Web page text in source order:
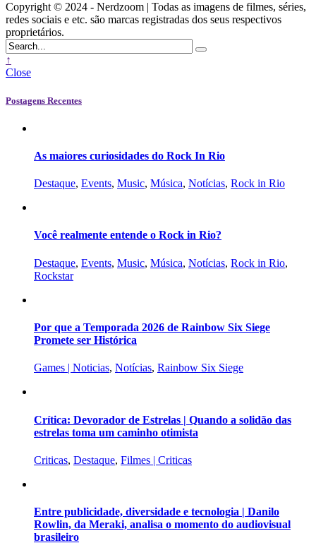
Copyright © 2024 - Nerdzoom | Todas as imagens de filmes, séries,
redes sociais e etc. são marcas registradas dos seus respectivos
proprietários.
↑
Close
Postagens Recentes
As maiores curiosidades do Rock In Rio
Destaque, Events, Music, Música, Notícias, Rock in Rio
Você realmente entende o Rock in Rio?
Destaque, Events, Music, Música, Notícias, Rock in Rio,
Rockstar
Por que a Temporada 2026 de Rainbow Six Siege
Promete ser Histórica
Games | Noticias, Notícias, Rainbow Six Siege
Crítica: Devorador de Estrelas | Quando a solidão das
estrelas toma um caminho otimista
Criticas, Destaque, Filmes | Criticas
Entre publicidade, diversidade e tecnologia | Danilo
Rowlin, da Meraki, analisa o momento do audiovisual
brasileiro